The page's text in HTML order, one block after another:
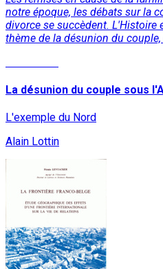
notre époque, les débats sur la
divorce se succèdent. L'Histoire
thème de la désunion du
La désunion du couple sous
L'exemple du Nord
Alain Lottin